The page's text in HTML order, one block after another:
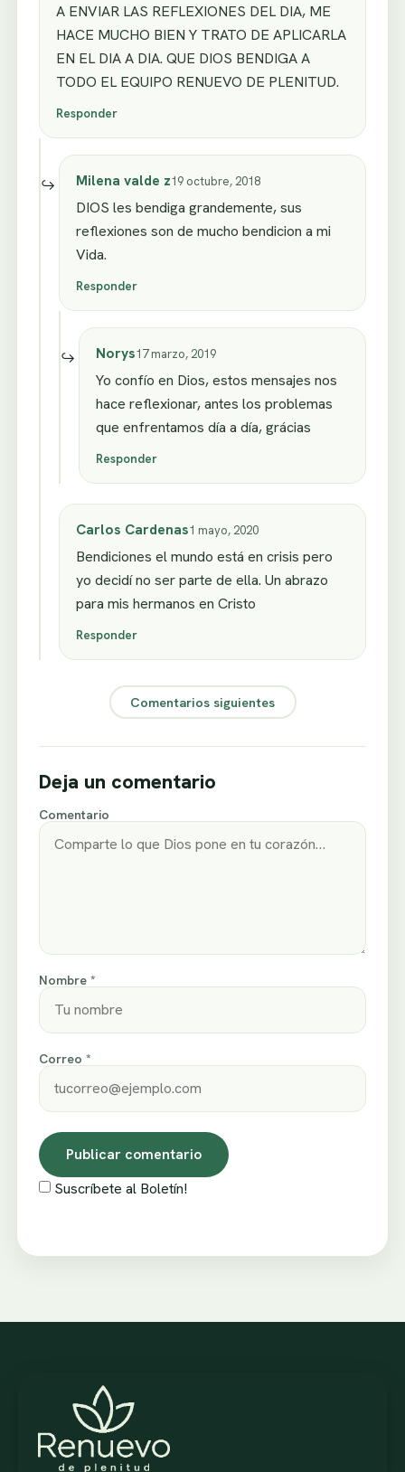
A ENVIAR LAS REFLEXIONES DEL DIA, ME
HACE MUCHO BIEN Y TRATO DE APLICARLA
EN EL DIA A DIA. QUE DIOS BENDIGA A
TODO EL EQUIPO RENUEVO DE PLENITUD.
Responder
Milena valde z19 octubre, 2018
DIOS les bendiga grandemente, sus
reflexiones son de mucho bendicion a mi
Vida.
Responder
Norys17 marzo, 2019
Yo confío en Dios, estos mensajes nos
hace reflexionar, antes los problemas
que enfrentamos día a día, grácias
Responder
Carlos Cardenas1 mayo, 2020
Bendiciones el mundo está en crisis pero
yo decidí no ser parte de ella. Un abrazo
para mis hermanos en Cristo
Responder
Comentarios siguientes
Deja un comentario
Comentario
Nombre *
Correo *
Suscríbete al Boletín!